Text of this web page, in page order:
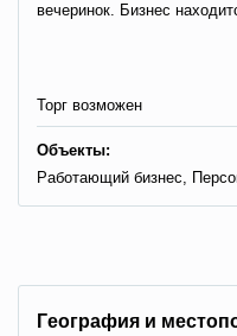
вечеринок. Бизнес
Торг возможен
Объекты:
Работающий бизнес,
Гeoгpaфия и